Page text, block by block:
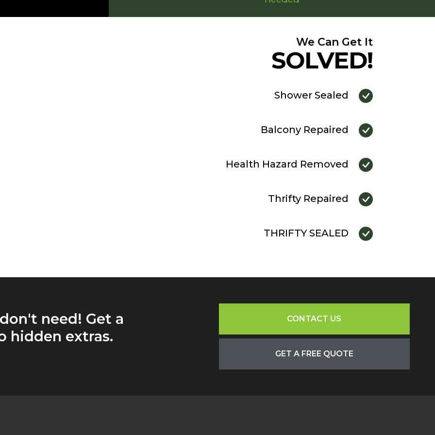
We Can Get It
SOLVED!
Shower Sealed
Balcony Repaired
Health Hazard Removed
Thrifty Repaired
THRIFTY SEALED
need! Get a
hidden extras.
CONTACT US
GET A FREE QUOTE